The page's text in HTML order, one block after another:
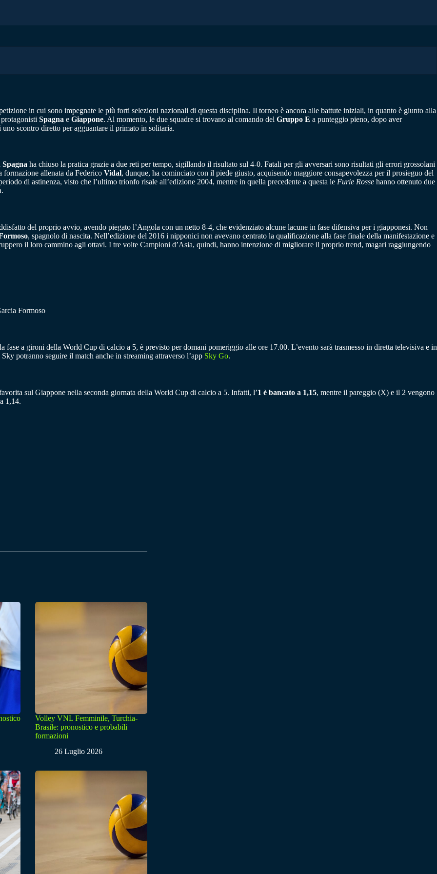
in cui sono impegnate le più forti selezioni nazionali di questa disciplina. Il torneo è ancora alle battute iniziali, in quanto è giunto alla
Spagna e Giappone. Al momento, le due squadre si trovano al comando del Gruppo E a punteggio pieno, dopo aver
scontro diretto per agguantare il primato in solitaria.
Spagna ha chiuso la pratica grazie a due reti per tempo, sigillando il risultato sul 4-0. Fatali per gli avversari sono risultati gli errori grossolani
allenata da Federico Vidal, dunque, ha cominciato con il piede giusto, acquisendo maggiore consapevolezza per il prosieguo del
di astinenza, visto che l’ultimo trionfo risale all’edizione 2004, mentre in quella precedente a questa le Furie Rosse hanno ottenuto due
del proprio avvio, avendo piegato l’Angola con un netto 8-4, che evidenziato alcune lacune in fase difensiva per i giapponesi. Non
, spagnolo di nascita. Nell’edizione del 2016 i nipponici non avevano centrato la qualificazione alla fase finale della manifestazione e
il loro cammino agli ottavi. I tre volte Campioni d’Asia, quindi, hanno intenzione di migliorare il proprio trend, magari raggiungendo
Formoso
fase a gironi della World Cup di calcio a 5, è previsto per domani pomeriggio alle ore 17.00. L’evento sarà trasmesso in diretta televisiva e in
potranno seguire il match anche in streaming attraverso l’app Sky Go.
sul Giappone nella seconda giornata della World Cup di calcio a 5. Infatti, l’1 è bancato a 1,15, mentre il pareggio (X) e il 2 vengono
1,14.
Volley VNL Femminile, Turchia-
Brasile: pronostico e probabili
formazioni
26 Luglio 2026